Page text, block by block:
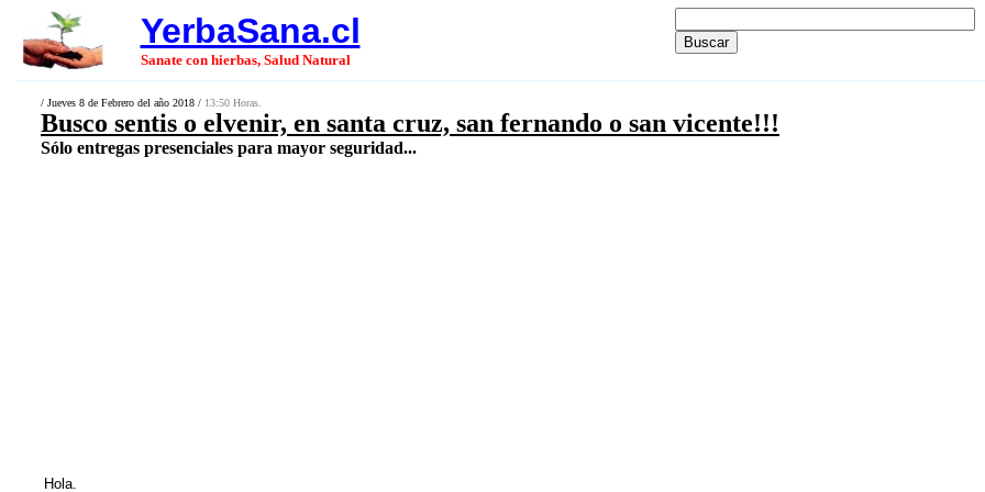
YerbaSana.cl
Sanate con hierbas, Salud Natural
/ Jueves 8 de Febrero del año 2018 / 13:50 Horas.
Busco sentis o elvenir, en santa cruz, san fernando o san vicente!!!
Sólo entregas presenciales para mayor seguridad...
Hola.